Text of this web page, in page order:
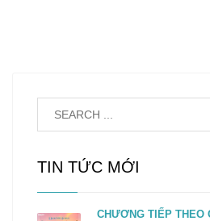
TIN TỨC MỚI
CHƯƠNG TIẾP THEO